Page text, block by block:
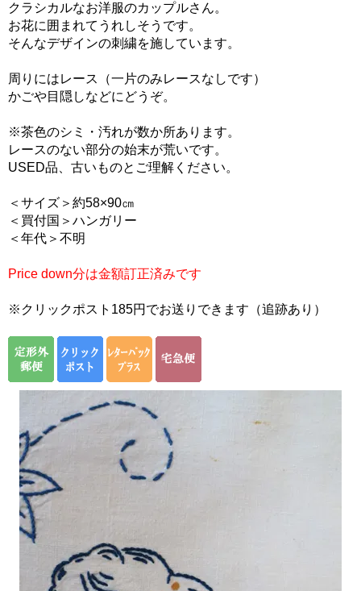
クラシカルなお洋服のカップルさん。
お花に囲まれてうれしそうです。
そんなデザインの刺繍を施しています。
周りにはレース（一片のみレースなしです）
かごや目隠しなどにどうぞ。
※茶色のシミ・汚れが数か所あります。
レースのない部分の始末が荒いです。
USED品、古いものとご理解ください。
＜サイズ＞約58×90㎝
＜買付国＞ハンガリー
＜年代＞不明
Price down分は金額訂正済みです
※クリックポスト185円でお送りできます（追跡あり）